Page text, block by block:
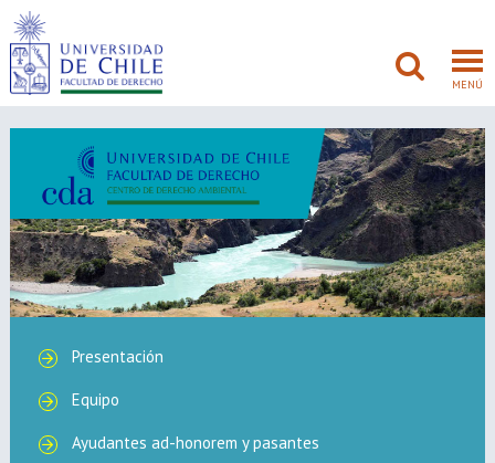
MENÚ
FACULTAD
PREGRADO
POSTGRADO
BIBLIOTECAS
Presentación
Equipo
Ayudantes ad-honorem y pasantes